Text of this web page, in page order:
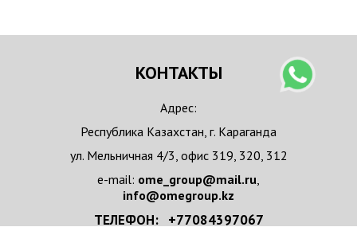
КОНТАКТЫ
Адрес:
Республика Казахстан, г. Караганда
ул. Мельничная 4/3, офис 319, 320, 312
e-mail: ome_group@mail.ru,
info@omegroup.kz
ТЕЛЕФОН: +77084397067